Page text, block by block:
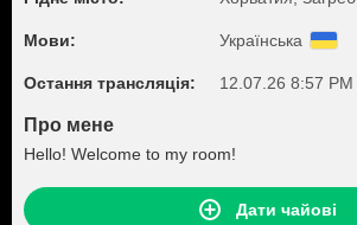
Мови: Українська
Остання трансляція: 12.07.26 8:57 PM
Про мене
Hello! Welcome to my room!
Дати чайові